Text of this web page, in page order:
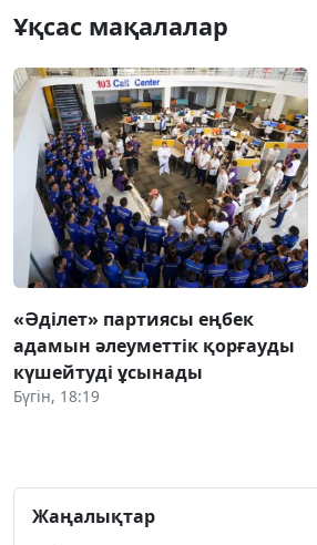
Ұқсас мақалалар
«Әділет» партиясы еңбек
адамын әлеуметтік қорғауды
күшейтуді ұсынады
Бүгін, 18:19
Жаңалықтар